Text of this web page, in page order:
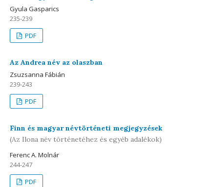
Gyula Gasparics
235-239
PDF
Az Andrea név az olaszban
Zsuzsanna Fábián
239-243
PDF
Finn és magyar névtörténeti megjegyzések
(Az Ilona név történetéhez és egyéb adalékok)
Ferenc A. Molnár
244-247
PDF